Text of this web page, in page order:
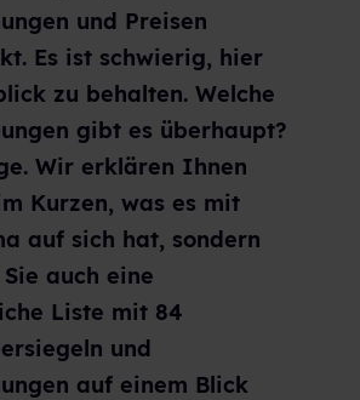
und Preisen
Es ist schwierig, hier
zu behalten. Welche
gibt es überhaupt?
Wir erklären Ihnen
Kurzen, was es mit
auf sich hat, sondern
auch eine
Liste mit 84
und
auf einem Blick